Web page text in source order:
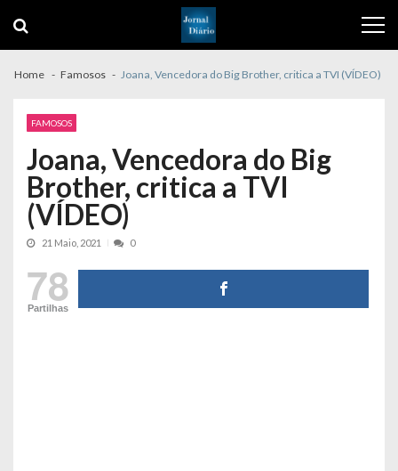
navigation
content
Home Famosos Joana, Vencedora do Big Brother, critica a TVI (VÍDEO)
FAMOSOS
Joana, Vencedora do Big
Brother, critica a TVI
(VÍDEO)
21 Maio, 2021 0
78
Partilhas